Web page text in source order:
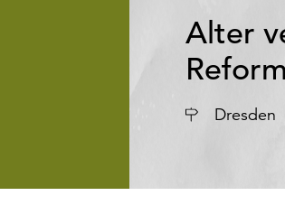
Alter
Ort Dresden